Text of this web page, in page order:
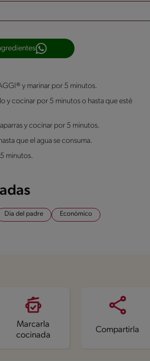
y marinar por 5 minutos.
y cocinar por 5 minutos o hasta que esté
y cocinar por 5 minutos.
que el agua se consuma.
minutos.
Dia del padre
Económico
Marcarla
cocinada
Compartirla